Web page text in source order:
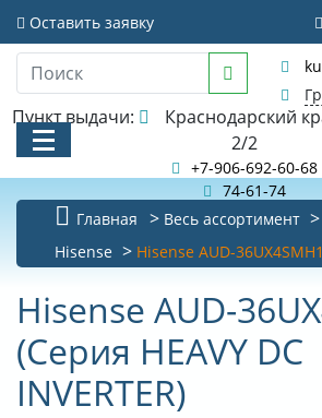
Оставить заявку
Пункт выдачи:
2/2
+7-906-692-60-68
74-61-74
КАТАЛОГ
АКЦИИ И РАСПРОДАЖИ
БИБЛИОТЕКА
НОВОСТИ
Главная Весь ассортимент
Hisense
Hisense AUD-36UX4SMH1
Hisense AUD-
(Серия HEAVY DC
INVERTER)